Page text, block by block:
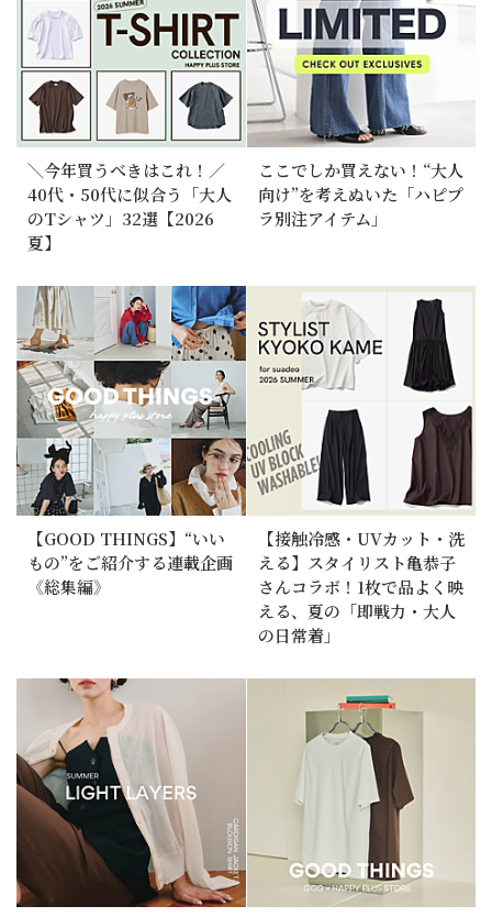
＼今年買うべきはこれ！／
40代・50代に似合う「大人
のTシャツ」32選【2026
夏】
ここでしか買えない！“大人
向け”を考えぬいた「ハピプ
ラ別注アイテム」
【GOOD THINGS】“いい
もの”をご紹介する連載企画
《総集編》
【接触冷感・UVカット・洗
える】スタイリスト亀恭子
さんコラボ！1枚で品よく映
える、夏の「即戦力・大人
の日常着」